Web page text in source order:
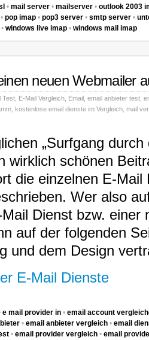
• mail server • mailserver • outlook 2003
• pop imap • pop3 server • smtp server •
• windows live imap • windows mail imap
neuen Webmailer
Test E-Mail Vergleich Email email anbieter test
kostenlose email dienste im Vergleich mail
„Surfgang durch
wirklich schönen
die einzelnen E-Mail
Wer also
Dienst bzw. einer
auf der folgenden
und dem Design
E-Mail Dienste
e mail provider in • email account
• email anbieter vergleich • email
• email provider vergleich • email